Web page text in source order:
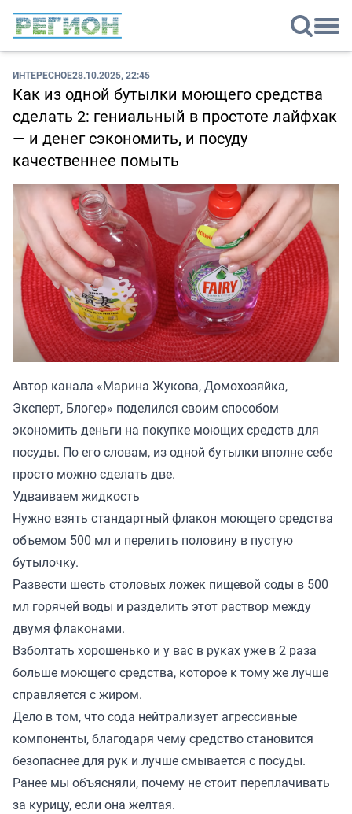
ИНТЕРЕСНОЕ28.10.2025, 22:45
Как из одной бутылки моющего средства
сделать 2: гениальный в простоте лайфхак
— и денег сэкономить, и посуду
качественнее помыть
Автор канала «Марина Жукова, Домохозяйка,
Эксперт, Блогер» поделился своим способом
экономить деньги на покупке моющих средств для
посуды. По его словам, из одной бутылки вполне себе
просто можно сделать две.
Удваиваем жидкость
Нужно взять стандартный флакон моющего средства
объемом 500 мл и перелить половину в пустую
бутылочку.
Развести шесть столовых ложек пищевой соды в 500
мл горячей воды и разделить этот раствор между
двумя флаконами.
Взболтать хорошенько и у вас в руках уже в 2 раза
больше моющего средства, которое к тому же лучше
справляется с жиром.
Дело в том, что сода нейтрализует агрессивные
компоненты, благодаря чему средство становится
безопаснее для рук и лучше смывается с посуды.
Ранее мы объясняли, почему не стоит переплачивать
за курицу, если она желтая.